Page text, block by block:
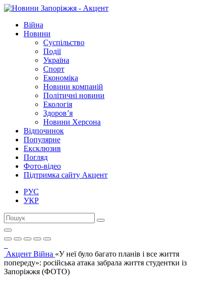
Війна
Новини
Суспільство
Події
Україна
Спорт
Економіка
Новини компаній
Політичні новини
Екологія
Здоров’я
Новини Херсона
Відпочинок
Популярне
Ексклюзив
Погляд
Фото-відео
Підтримка сайту Акцент
РУС
УКР
Акцент Війна «У неї було багато планів і все життя
попереду»: російська атака забрала життя студентки із
Запоріжжя (ФОТО)